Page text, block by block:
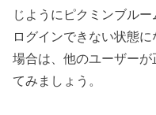
じようにピクミンブル
ログインできない状態
場合は、他のユーザー
てみましょう。